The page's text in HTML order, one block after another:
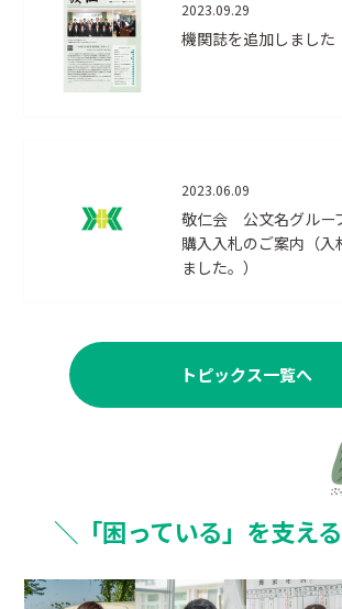
2023.09.29
機関誌を追加しました
2023.06.09
敬仁会 公文名グル
購入入札のご案内（入
ました。）
トピックス一覧へ
＼「困っている」を支え